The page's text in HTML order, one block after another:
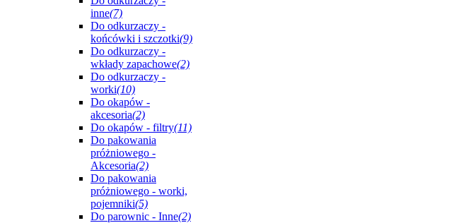
inne(7)
Do odkurzaczy -
końcówki i szczotki(9)
Do odkurzaczy -
wkłady zapachowe(2)
Do odkurzaczy -
worki(10)
Do okapów -
akcesoria(2)
Do okapów - filtry(11)
Do pakowania
próżniowego -
Akcesoria(2)
Do pakowania
próżniowego - worki,
pojemniki(5)
Do parownic - Inne(2)